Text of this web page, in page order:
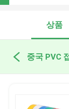
상품
중국 PVC